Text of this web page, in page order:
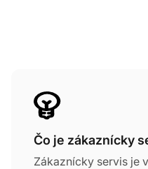
Čo je zákaznícky
Zákaznícky servis je